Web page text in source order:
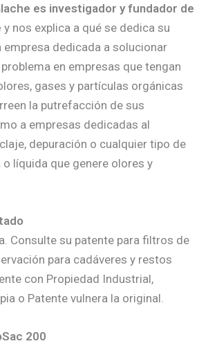
es investigador y fundador de
y nos explica a qué se dedica su
empresa dedicada a solucionar
en empresas que tengan
gases y partículas orgánicas
la putrefacción de sus
a empresas dedicadas al
depuración o cualquier tipo de
líquida que genere olores y
Consulte su patente para filtros de
para cadáveres y restos
con Propiedad Industrial,
o Patente vulnera la original.
200